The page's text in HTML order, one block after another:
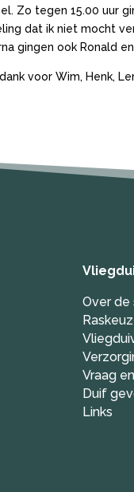
Zo tegen 15.00 uur
dat ik niet mocht
gingen ook Ronald
voor Wim, Henk,
Over de
Vraag
Duif
Links